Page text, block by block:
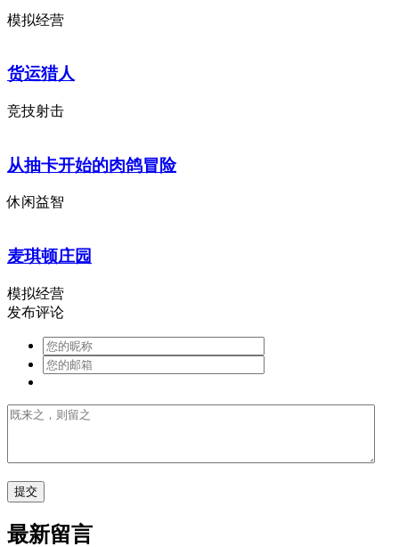
模拟经营
货运猎人
竞技射击
从抽卡开始的肉鸽冒险
休闲益智
麦琪顿庄园
模拟经营
发布评论
最新留言